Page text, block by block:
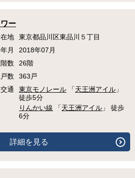
ー
地
東京都品川区東品川５丁目
月
2018年07月
数
26階
数
363戸
交通
東京モノレール 「天王洲アイル 」
徒歩5分
りんかい線 「天王洲アイル 」 徒歩
6分
詳細を見る